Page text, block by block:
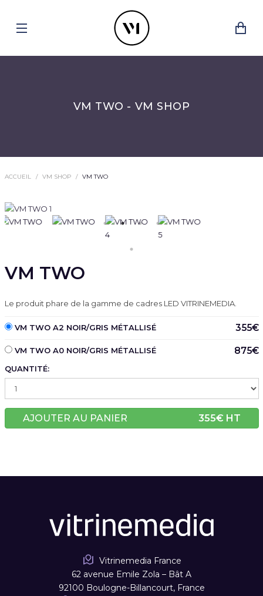
VM TWO - VM SHOP
ACCUEIL VM SHOP VM TWO
VM TWO
Le produit phare de la gamme de cadres LED VITRINEMEDIA.
355€
VM TWO A2 NOIR/GRIS MÉTALLISÉ
875€
VM TWO A0 NOIR/GRIS MÉTALLISÉ
QUANTITÉ:
355€ HT
AJOUTER AU PANIER
Vitrinemedia France
62 avenue Emile Zola – Bât A
92100 Boulogne-Billancourt, France